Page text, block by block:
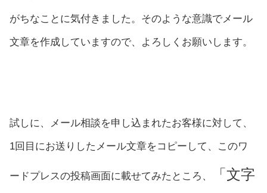
がちなことに気付きました。そのような意識でメール
文章を作成していますので、よろしくお願いします。
試しに、メール相談を申し込まれたお客様に対して、
1回目にお送りしたメール文章をコピーして、このワ
ードプレスの投稿画面に載せてみたところ、 「文字